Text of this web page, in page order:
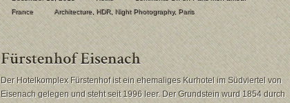
France
Architecture HDR,Night Photography, Paris
Der Hotelkomplex Fürstenhof ist ein ehemaliges Kurhotel im Südviertel von
Eisenach gelegen und steht seit 1996 leer. Der Grundstein wurd 1854 durch